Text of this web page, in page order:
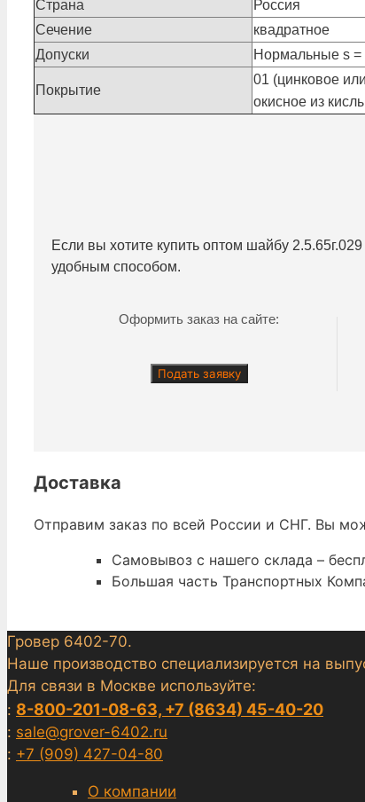
Страна
Россия
Сечение
квадратное
Допуски
Нормальные s =
Покрытие
01 (цинковое
окисное из
Если вы хотите купить оптом шайбу 2.5.65г.029
удобным способом.
Оформить заказ на сайте:
Подать заявку
Доставка
Отправим заказ по всей России и СНГ. Вы
Самовывоз с нашего склада –
Большая часть Транспортных
Гровер 6402-70.
Наше производство специализируется на
Для связи в Москве используйте:
: 8-800-201-08-63, +7 (8634) 45-40-20
: sale@grover-6402.ru
: +7 (909) 427-04-80
О компании